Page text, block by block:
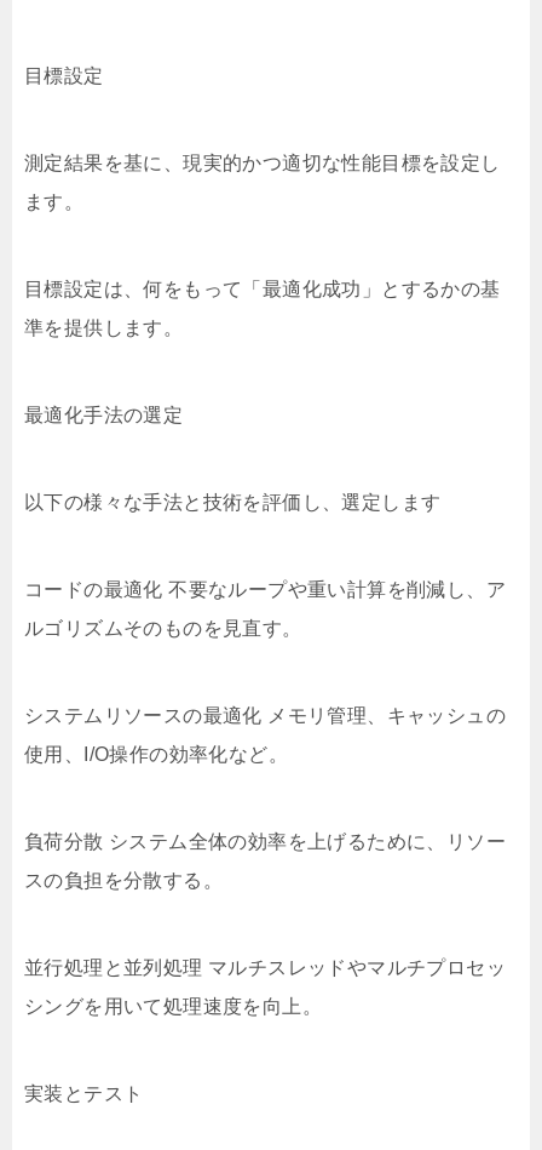
目標設定
測定結果を基に、現実的かつ適切な性能目標を設定し
ます。
目標設定は、何をもって「最適化成功」とするかの基
準を提供します。
最適化手法の選定
以下の様々な手法と技術を評価し、選定します
コードの最適化 不要なループや重い計算を削減し、ア
ルゴリズムそのものを見直す。
システムリソースの最適化 メモリ管理、キャッシュの
使用、I/O操作の効率化など。
負荷分散 システム全体の効率を上げるために、リソー
スの負担を分散する。
並行処理と並列処理 マルチスレッドやマルチプロセッ
シングを用いて処理速度を向上。
実装とテスト